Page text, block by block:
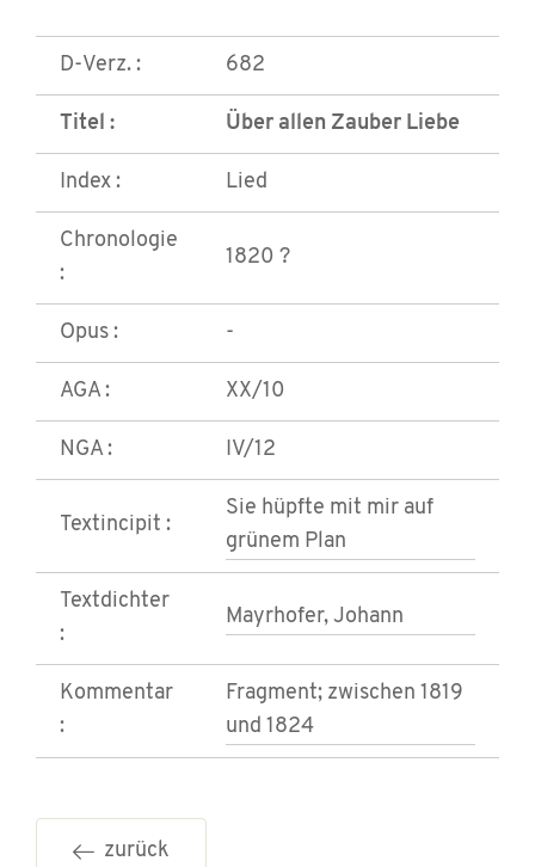
D-Verz. : 682
Titel : Über allen Zauber Liebe
Index : Lied
Chronologie
:
1820 ?
Opus : -
AGA : XX/10
NGA : IV/12
Textincipit :
Sie hüpfte mit mir auf
grünem Plan
Textdichter
:
Mayrhofer, Johann
Kommentar
:
Fragment; zwischen 1819
und 1824
zurück